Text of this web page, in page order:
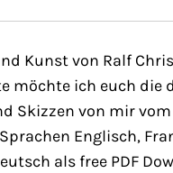
Kunst von Ralf
möchte ich euch die
Skizzen von mir vom
Englisch,
als free PDF